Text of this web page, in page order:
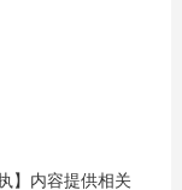
】内容提供相关